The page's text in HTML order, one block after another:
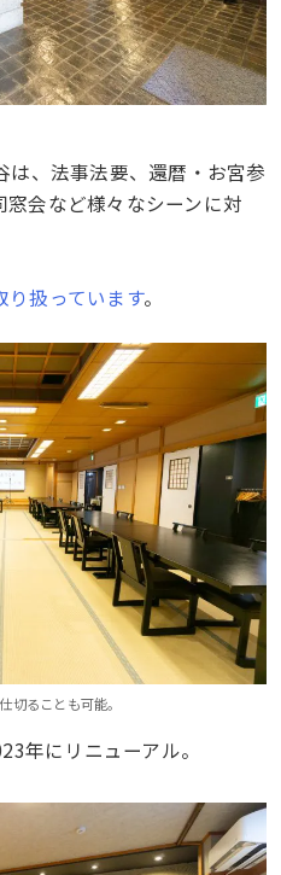
は、法事法要、還暦・お宮参
会など様々なシーンに対
り扱っています。
切ることも可能。
年にリニューアル。